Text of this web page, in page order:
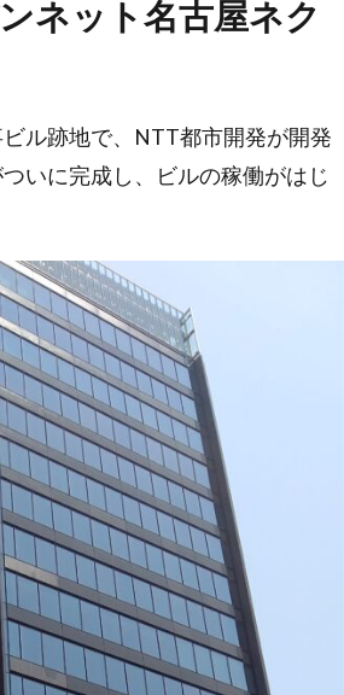
ネット名古屋ネク
ル跡地で、NTT都市開発が開発
いに完成し、ビルの稼働がはじ